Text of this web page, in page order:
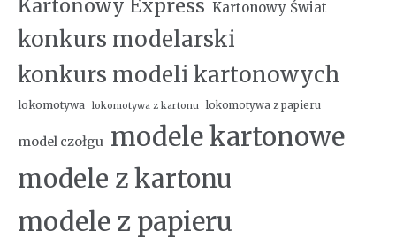
Kartonowy Express Kartonowy Świat
konkurs modelarski
konkurs modeli kartonowych
lokomotywa lokomotywa z kartonu lokomotywa z papieru
model czołgu modele kartonowe
modele z kartonu
modele z papieru